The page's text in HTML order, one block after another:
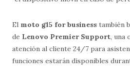
El moto g15 for business también
de Lenovo Premier Support, una
atención al cliente 24/7 para
funciones estarán disponibles